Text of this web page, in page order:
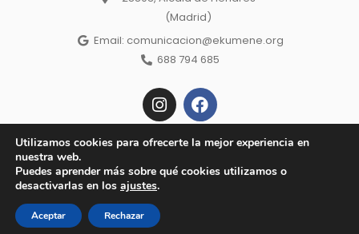
(Madrid)
Email: comunicacion@ekumene.org
688 794 685
n
s
t
a
g
r
m
a
c
e
b
o
o
Copyright © 2022 Ekumene – Obra Misionera. | Made wiht 🕊 by
Baobab Marketing |Todos los derechos reservados. Aviso
Legal, Política de Privacidad, Política de cookies
Utilizamos cookies para ofrecerte la mejor experiencia en
nuestra web.
Puedes aprender más sobre qué cookies utilizamos o
desactivarlas en los ajustes.
Aceptar Rechazar